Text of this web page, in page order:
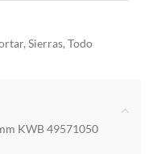
, Sierras, Todo
KWB 49571050